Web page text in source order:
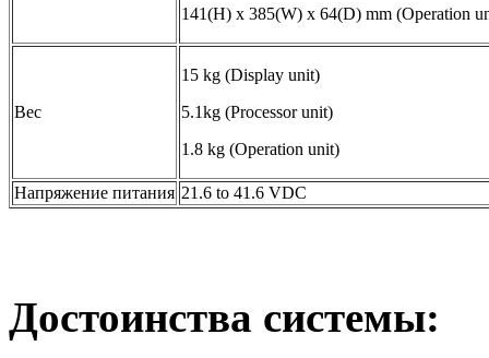
141(H) x 385(W) x 64(D) mm (Operation
Вес
15 kg (Display unit)
5.1kg (Processor unit)
1.8 kg (Operation unit)
Напряжение питания 21.6 to 41.6 VDC
Достоинства системы: